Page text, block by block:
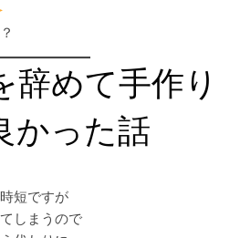
辞めて手作り
かった話
短ですが
しまうので